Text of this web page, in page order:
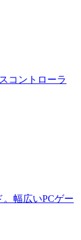
コントローラ
幅広いPCゲー